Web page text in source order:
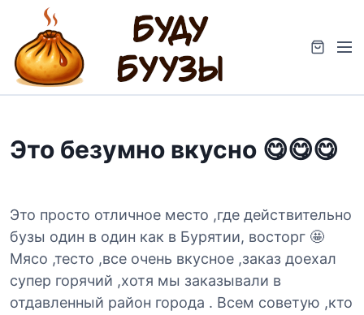
M
Это безумно вкусно 😋😋😋
Это просто отличное место ,где действительно
бузы один в один как в Бурятии, восторг 🤩
Мясо ,тесто ,все очень вкусное ,заказ доехал
супер горячий ,хотя мы заказывали в
отдавленный район города . Всем советую ,кто